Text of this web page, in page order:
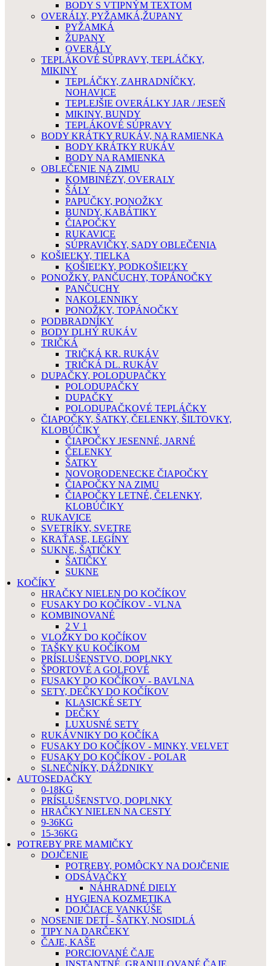
BODY S VTIPNÝM TEXTOM
OVERÁLY, PYŽAMKÁ,ŽUPANY
PYŽAMKÁ
ŽUPANY
OVERÁLY
TEPLÁKOVÉ SÚPRAVY, TEPLÁČKY,
MIKINY
TEPLÁČKY, ZAHRADNÍČKY,
NOHAVICE
TEPLEJŠIE OVERÁLKY JAR / JESEŇ
MIKINY, BUNDY
TEPLÁKOVÉ SÚPRAVY
BODY KRÁTKY RUKÁV, NA RAMIENKA
BODY KRÁTKY RUKÁV
BODY NA RAMIENKA
OBLEČENIE NA ZIMU
KOMBINÉZY, OVERALY
ŠÁLY
PAPUČKY, PONOŽKY
BUNDY, KABÁTIKY
ČIAPOČKY
RUKAVICE
SÚPRAVIČKY, SADY OBLEČENIA
KOŠIEĽKY, TIELKA
KOŠIEĽKY, PODKOŠIEĽKY
PONOŽKY, PANČUCHY, TOPÁNOČKY
PANČUCHY
NAKOLENNIKY
PONOŽKY, TOPÁNOČKY
PODBRADNÍKY
BODY DLHÝ RUKÁV
TRIČKÁ
TRIČKÁ KR. RUKÁV
TRIČKÁ DL. RUKÁV
DUPAČKY, POLODUPAČKY
POLODUPAČKY
DUPAČKY
POLODUPAČKOVÉ TEPLÁČKY
ČIAPOČKY, ŠATKY, ČELENKY, ŠILTOVKY,
KLOBÚČIKY
ČIAPOČKY JESENNÉ, JARNÉ
ČELENKY
ŠATKY
NOVORODENECKE ČIAPOČKY
ČIAPOČKY NA ZIMU
ČIAPOČKY LETNÉ, ČELENKY,
KLOBÚČIKY
RUKAVICE
SVETRÍKY, SVETRE
KRAŤASE, LEGÍNY
SUKNE, ŠATIČKY
ŠATIČKY
SUKNE
KOČÍKY
HRAČKY NIELEN DO KOČÍKOV
FUSAKY DO KOČÍKOV - VLNA
KOMBINOVANÉ
2 V 1
VLOŽKY DO KOČÍKOV
TAŠKY KU KOČÍKOM
PRÍSLUŠENSTVO, DOPLNKY
ŠPORTOVÉ A GOLFOVÉ
FUSAKY DO KOČÍKOV - BAVLNA
SETY, DEČKY DO KOČÍKOV
KLASICKÉ SETY
DEČKY
LUXUSNÉ SETY
RUKÁVNIKY DO KOČÍKA
FUSAKY DO KOČÍKOV - MINKY, VELVET
FUSAKY DO KOČÍKOV - POLAR
SLNEČNÍKY, DÁŽDNIKY
AUTOSEDAČKY
0-18KG
PRÍSLUŠENSTVO, DOPLNKY
HRAČKY NIELEN NA CESTY
9-36KG
15-36KG
POTREBY PRE MAMIČKY
DOJČENIE
POTREBY, POMÔCKY NA DOJČENIE
ODSÁVAČKY
NÁHRADNÉ DIELY
HYGIENA KOZMETIKA
DOJČIACE VANKÚŠE
NOSENIE DETÍ - ŠATKY, NOSIDLÁ
TIPY NA DARČEKY
ČAJE, KAŠE
PORCIOVANÉ ČAJE